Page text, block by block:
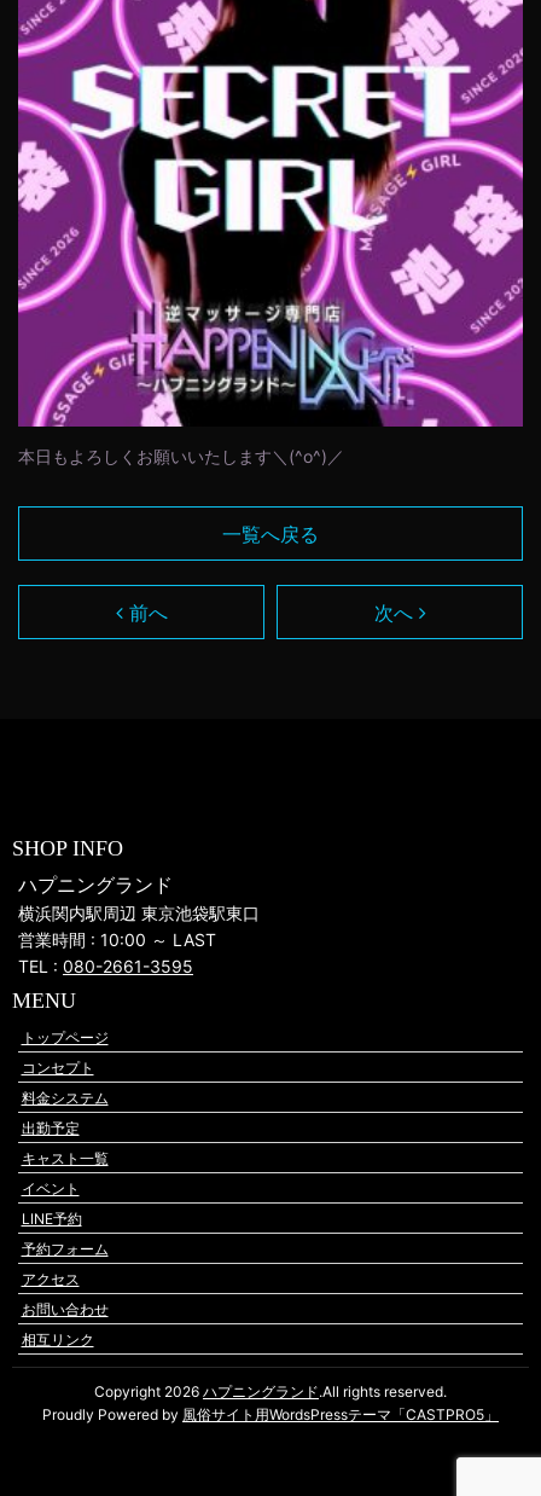
本日もよろしくお願いいたします＼(^o^)／
前へ
一覧へ戻る
次へ
SHOP INFO
ハプニングランド
横浜関内駅周辺 東京池袋駅東口
営業時間 : 10:00 ～ LAST
TEL : 080-2661-3595
MENU
トップページ
コンセプト
料金システム
出勤予定
キャスト一覧
イベント
LINE予約
予約フォーム
アクセス
お問い合わせ
相互リンク
Copyright 2026 ハプニングランド.All rights reserved.
Proudly Powered by 風俗サイト用WordsPressテーマ「CASTPRO5」